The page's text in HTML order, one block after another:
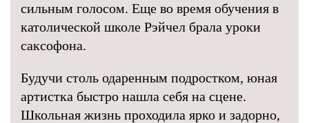
сильным голосом. Еще во время обучения в
католической школе Рэйчел брала уроки
саксофона.
Будучи столь одаренным подростком, юная
артистка быстро нашла себя на сцене.
Школьная жизнь проходила ярко и задорно,